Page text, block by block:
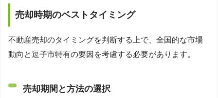
売却時期のベストタイミング
不動産売却のタイミングを判断する上で、全国的な市場
動向と逗子市特有の要因を考慮する必要があります。
売却期間と方法の選択